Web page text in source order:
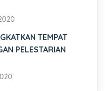
TEMPAT
PELESTARIAN